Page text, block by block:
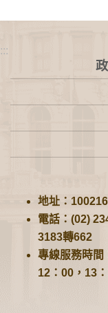
:::
地址：
電話：(02)
3183轉662
專線服務時間
12：00，13